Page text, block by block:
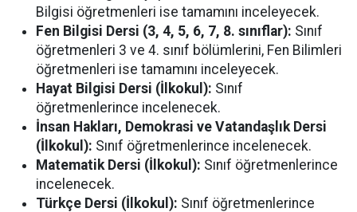
Bilgisi öğretmenleri ise tamamını inceleyecek.
Fen Bilgisi Dersi (3, 4, 5, 6, 7, 8. sınıflar): Sınıf
öğretmenleri 3 ve 4. sınıf bölümlerini, Fen Bilimleri
öğretmenleri ise tamamını inceleyecek.
Hayat Bilgisi Dersi (İlkokul): Sınıf
öğretmenlerince incelenecek.
İnsan Hakları, Demokrasi ve Vatandaşlık Dersi
(İlkokul): Sınıf öğretmenlerince incelenecek.
Matematik Dersi (İlkokul): Sınıf öğretmenlerince
incelenecek.
Türkçe Dersi (İlkokul): Sınıf öğretmenlerince